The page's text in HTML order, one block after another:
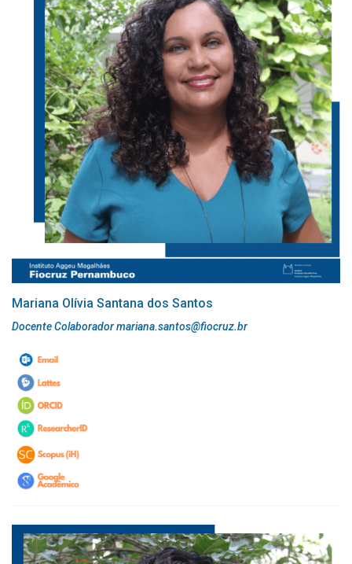
Mariana Olívia Santana dos Santos
Docente Colaborador mariana.santos@fiocruz.br